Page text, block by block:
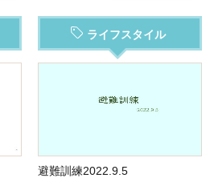
ライフスタイル
避難訓練2022.9.5